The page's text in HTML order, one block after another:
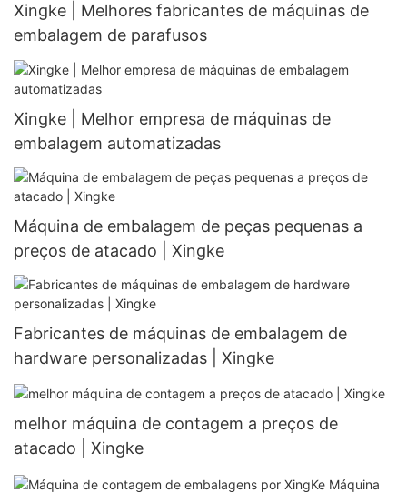
Xingke | Melhores fabricantes de máquinas de
embalagem de parafusos
Xingke | Melhor empresa de máquinas de
embalagem automatizadas
Máquina de embalagem de peças pequenas a
preços de atacado | Xingke
Fabricantes de máquinas de embalagem de
hardware personalizadas | Xingke
melhor máquina de contagem a preços de
atacado | Xingke